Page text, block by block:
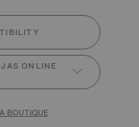
ONLINE
BOUTIQUE